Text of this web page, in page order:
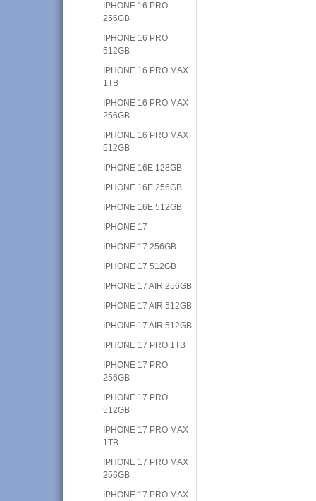
IPHONE 16 PRO
256GB
IPHONE 16 PRO
512GB
IPHONE 16 PRO MAX
1TB
IPHONE 16 PRO MAX
256GB
IPHONE 16 PRO MAX
512GB
IPHONE 16E 128GB
IPHONE 16E 256GB
IPHONE 16E 512GB
IPHONE 17
IPHONE 17 256GB
IPHONE 17 512GB
IPHONE 17 AIR 256GB
IPHONE 17 AIR 512GB
IPHONE 17 AIR 512GB
IPHONE 17 PRO 1TB
IPHONE 17 PRO
256GB
IPHONE 17 PRO
512GB
IPHONE 17 PRO MAX
1TB
IPHONE 17 PRO MAX
256GB
IPHONE 17 PRO MAX